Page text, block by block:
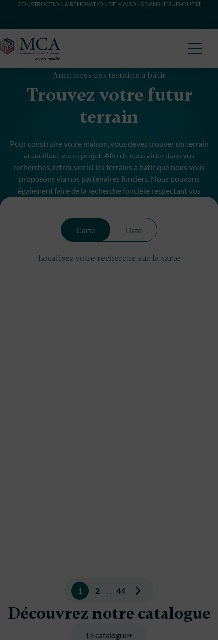
CONSTRUCTION & RÉNOVATION DE MAISONS DANS LE SUD-OUEST
Annonces des terrains à bâtir
Trouvez votre futur
terrain
Pour construire votre maison, vous devez trouver un terrain
accueillant votre projet. Afin de vous aider dans vos
recherches, retrouvez ici les terrains à bâtir que nous vous
proposons via nos partenaires fonciers. Nous pouvons
également faire de la recherche foncière respectant vos
Carte Liste
Localisez votre recherche sur la carte
Pagination
des
publications
1 2 … 44
Découvrez notre catalogue
Le catalogue